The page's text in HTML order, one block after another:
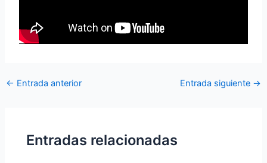
← Entrada anterior Entrada siguiente →
Entradas relacionadas